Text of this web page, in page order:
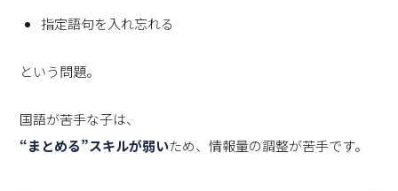
指定語句を入れ忘れる
という問題。
国語が苦手な子は、
“まとめる”スキルが弱いため、情報量の調整が苦手です。